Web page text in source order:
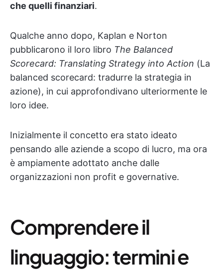
che quelli finanziari.
Qualche anno dopo, Kaplan e Norton
pubblicarono il loro libro The Balanced
Scorecard: Translating Strategy into Action (La
balanced scorecard: tradurre la strategia in
azione), in cui approfondivano ulteriormente le
loro idee.
Inizialmente il concetto era stato ideato
pensando alle aziende a scopo di lucro, ma ora
è ampiamente adottato anche dalle
organizzazioni non profit e governative.
Comprendere il
linguaggio: termini e